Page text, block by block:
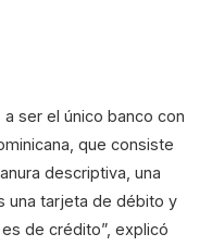
ser el único banco con
que consiste
descriptiva, una
una tarjeta de débito y
de crédito”, explicó